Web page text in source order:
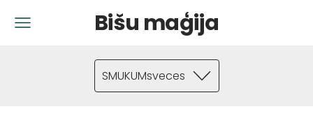
Bišu maģija
SMUKUMsveces